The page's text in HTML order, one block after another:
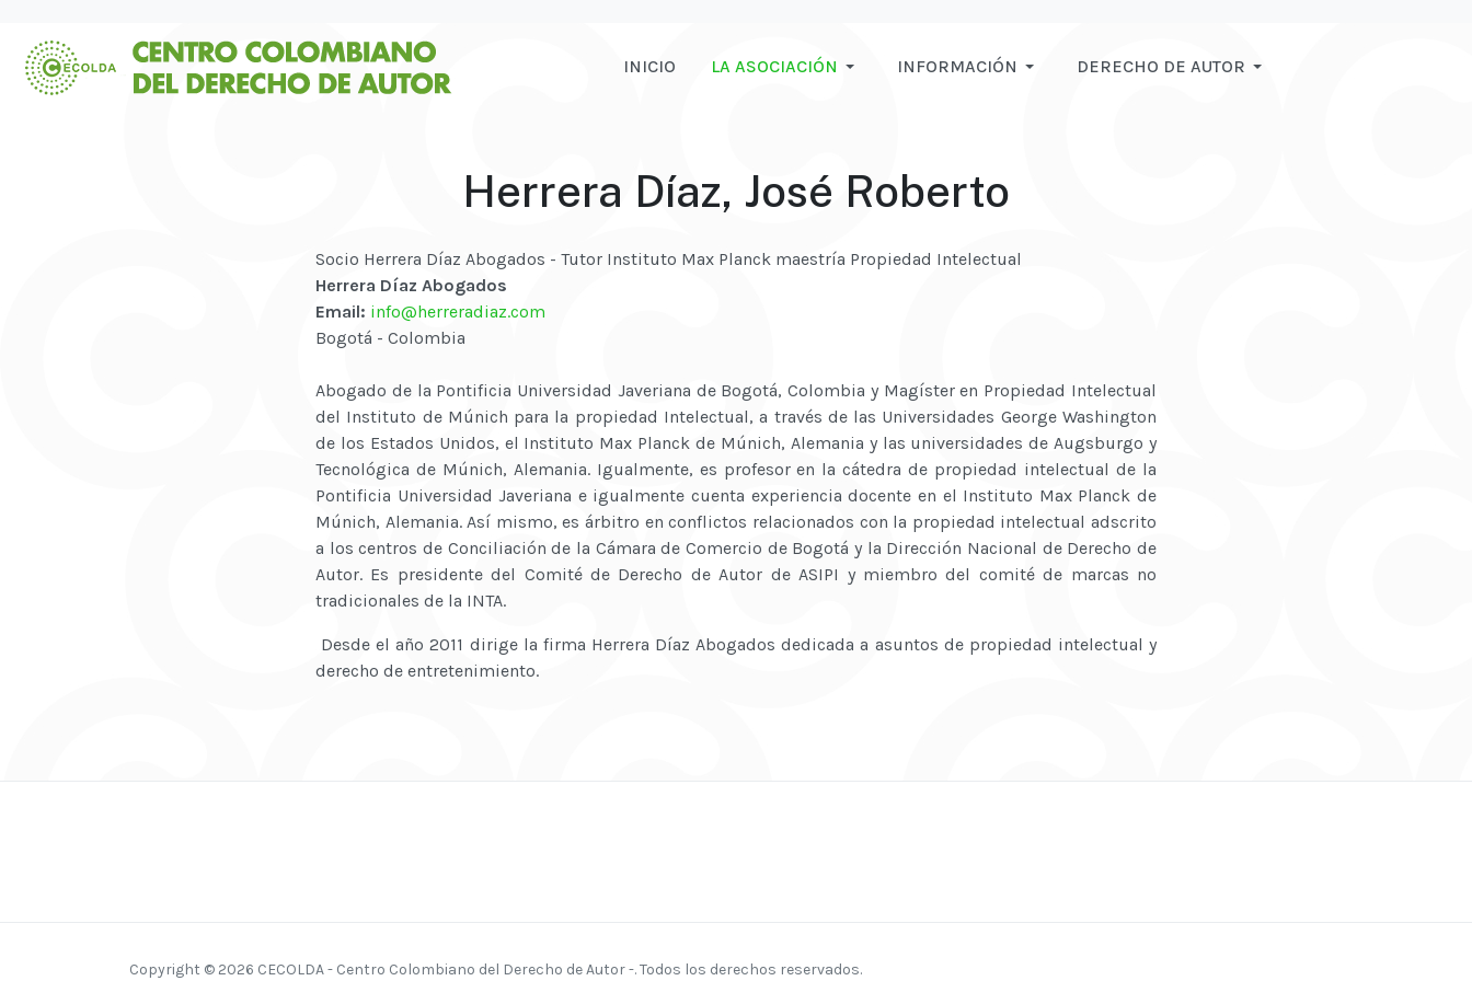
INICIO LA ASOCIACIÓN INFORMACIÓN DERECHO DE AUTOR
Herrera Díaz, José Roberto
Socio Herrera Díaz Abogados - Tutor Instituto Max Planck maestría Propiedad Intelectual
Herrera Díaz Abogados
Email: info@herreradiaz.com
Bogotá - Colombia
Abogado de la Pontificia Universidad Javeriana de Bogotá, Colombia y Magíster en Propiedad Intelectual
del Instituto de Múnich para la propiedad Intelectual, a través de las Universidades George Washington
de los Estados Unidos, el Instituto Max Planck de Múnich, Alemania y las universidades de Augsburgo y
Tecnológica de Múnich, Alemania. Igualmente, es profesor en la cátedra de propiedad intelectual de la
Pontificia Universidad Javeriana e igualmente cuenta experiencia docente en el Instituto Max Planck de
Múnich, Alemania. Así mismo, es árbitro en conflictos relacionados con la propiedad intelectual adscrito
a los centros de Conciliación de la Cámara de Comercio de Bogotá y la Dirección Nacional de Derecho de
Autor. Es presidente del Comité de Derecho de Autor de ASIPI y miembro del comité de marcas no
tradicionales de la INTA.
Desde el año 2011 dirige la firma Herrera Díaz Abogados dedicada a asuntos de propiedad intelectual y
derecho de entretenimiento.
Copyright © 2026 CECOLDA - Centro Colombiano del Derecho de Autor -. Todos los derechos reservados.